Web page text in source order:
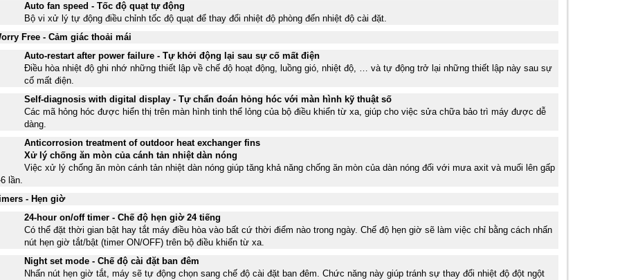
Auto fan speed - Tốc độ quạt tự động
Bộ vi xử lý tự động điều chỉnh tốc độ quạt để thay đổi nhiệt độ phòng đến nhiệt độ cài đặt.
Free - Cảm giác thoải mái
Auto-restart after power failure - Tự khởi động lại sau sự cố mất điện
Điều hòa nhiệt độ ghi nhớ những thiết lập về chế độ hoạt động, luồng gió, nhiệt độ, … và tự động trở lại những thiết lập này sau sự
cố mất điện.
Self-diagnosis with digital display - Tự chẩn đoán hỏng hóc với màn hình kỹ thuật số
Các mã hỏng hóc được hiển thị trên màn hình tinh thể lỏng của bộ điều khiển từ xa, giúp cho việc sửa chữa bảo trì máy được dễ
dàng.
Anticorrosion treatment of outdoor heat exchanger fins
Xử lý chống ăn mòn của cánh tản nhiệt dàn nóng
Việc xử lý chống ăn mòn cánh tản nhiệt dàn nóng giúp tăng khả năng chống ăn mòn của dàn nóng đối với mưa axit và muối lên gấp
lần.
- Hẹn giờ
24-hour on/off timer - Chế độ hẹn giờ 24 tiếng
Có thể đặt thời gian bật hay tắt máy điều hòa vào bất cứ thời điểm nào trong ngày. Chế độ hẹn giờ sẽ làm việc chỉ bằng cách nhấn
nút hẹn giờ tắt/bật (timer ON/OFF) trên bộ điều khiển từ xa.
Night set mode - Chế độ cài đặt ban đêm
Nhấn nút hẹn giờ tắt, máy sẽ tự động chọn sang chế độ cài đặt ban đêm. Chức năng này giúp tránh sự thay đổi nhiệt độ đột ngột